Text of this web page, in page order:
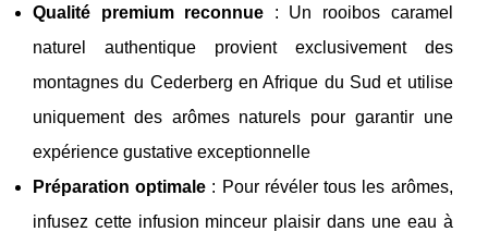
Qualité premium reconnue : Un rooibos caramel
naturel authentique provient exclusivement des
montagnes du Cederberg en Afrique du Sud et utilise
uniquement des arômes naturels pour garantir une
expérience gustative exceptionnelle
Préparation optimale : Pour révéler tous les arômes,
infusez cette infusion minceur plaisir dans une eau à